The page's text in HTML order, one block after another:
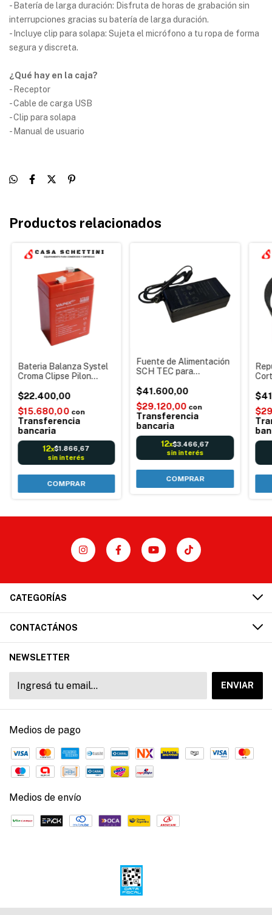
- Batería de larga duración: Disfruta de horas de grabación sin
interrupciones gracias su batería de larga duración.
- Incluye clip para solapa: Sujeta el micrófono a tu ropa de forma
segura y discreta.
¿Qué hay en la caja?
- Receptor
- Cable de carga USB
- Clip para solapa
- Manual de usuario
Productos relacionados
Bateria Balanza Systel
Croma Clipse Pilon
$22.400,00
$15.680,00 con
Transferencia
bancaria
12x$1.866,67
sin interés
Fuente de Alimentación
SCH TEC para
2.5a c/ Cable-
Compatible Comanderas
Impresoras Fiscales
$41.600,00
$29.120,00 con
Transferencia
bancaria
12x$3.466,67
sin interés
COMPRAR
CATEGORÍAS
CONTACTÁNOS
NEWSLETTER
Medios de pago
Medios de envío